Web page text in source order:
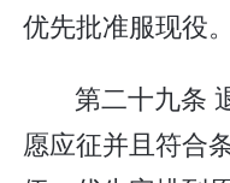
优先批准服现役。
第二十九条
愿应征并且符合